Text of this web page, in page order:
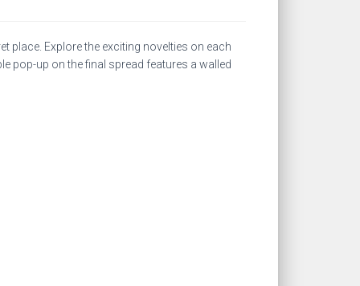
place. Explore the exciting novelties on each
pop-up on the final spread features a walled